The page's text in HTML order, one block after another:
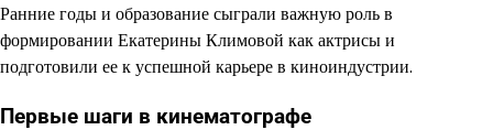
Ранние годы и образование сыграли важную роль в
формировании Екатерины Климовой как актрисы и
подготовили ее к успешной карьере в киноиндустрии.
Первые шаги в кинематографе